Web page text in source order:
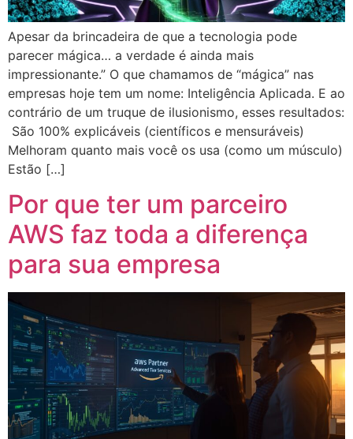
Apesar da brincadeira de que a tecnologia pode
parecer mágica… a verdade é ainda mais
impressionante.” O que chamamos de “mágica” nas
empresas hoje tem um nome: Inteligência Aplicada. E ao
contrário de um truque de ilusionismo, esses resultados:
São 100% explicáveis (científicos e mensuráveis)
Melhoram quanto mais você os usa (como um músculo)
Estão […]
Por que ter um parceiro
AWS faz toda a diferença
para sua empresa